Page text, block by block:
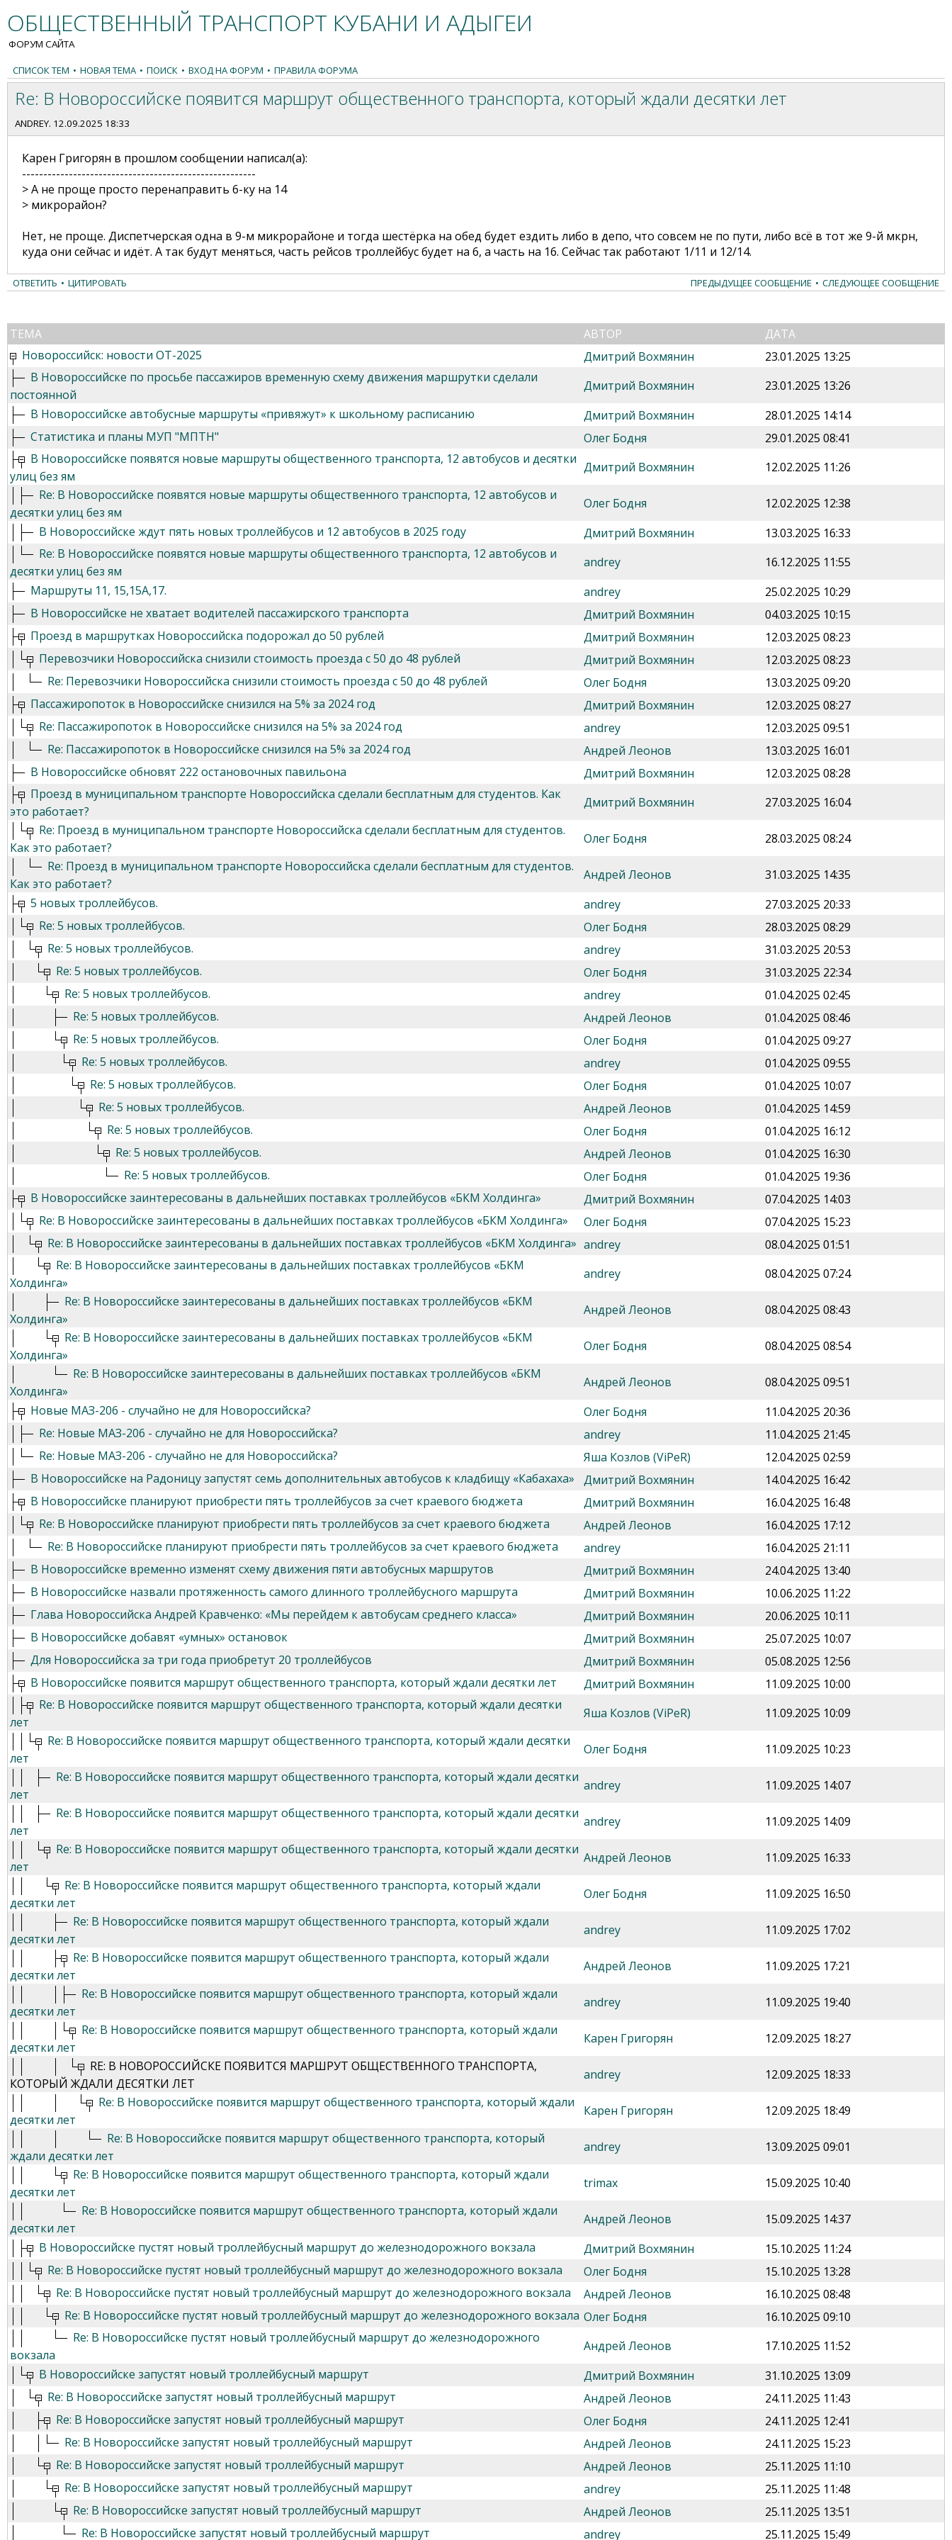
ОБЩЕСТВЕННЫЙ ТРАНСПОРТ КУБАНИ И АДЫГЕИ
ФОРУМ САЙТА
СПИСОК ТЕМ • НОВАЯ ТЕМА • ПОИСК • ВХОД НА ФОРУМ • ПРАВИЛА ФОРУМА
Re: В Новороссийске появится маршрут общественного транспорта, который ждали десятки лет
ANDREY. 12.09.2025 18:33
Карен Григорян в прошлом сообщении написал(а):
-------------------------------------------------------
> А не проще просто перенаправить 6-ку на 14
> микрорайон?
Нет, не проще. Диспетчерская одна в 9-м микрорайоне и тогда шестёрка на обед будет ездить либо в депо, что совсем не по пути, либо всё в тот же 9-й мкрн,
куда они сейчас и идёт. А так будут меняться, часть рейсов троллейбус будет на 6, а часть на 16. Сейчас так работают 1/11 и 12/14.
ПРЕДЫДУЩЕЕ СООБЩЕНИЕ • СЛЕДУЮЩЕЕ СООБЩЕНИЕ
ОТВЕТИТЬ • ЦИТИРОВАТЬ
ТЕМА АВТОР
ДАТА
Новороссийск: новости ОТ-2025
Дмитрий Вохмянин
23.01.2025 13:25
В Новороссийске по просьбе пассажиров временную схему движения маршрутки сделали
постоянной
Дмитрий Вохмянин
23.01.2025 13:26
В Новороссийске автобусные маршруты «привяжут» к школьному расписанию
Дмитрий Вохмянин
28.01.2025 14:14
Статистика и планы МУП "МПТН"
Олег Бодня
29.01.2025 08:41
В Новороссийске появятся новые маршруты общественного транспорта, 12 автобусов и десятки
улиц без ям
Дмитрий Вохмянин
12.02.2025 11:26
Re: В Новороссийске появятся новые маршруты общественного транспорта, 12 автобусов и
десятки улиц без ям
Олег Бодня
12.02.2025 12:38
В Новороссийске ждут пять новых троллейбусов и 12 автобусов в 2025 году
Дмитрий Вохмянин
13.03.2025 16:33
Re: В Новороссийске появятся новые маршруты общественного транспорта, 12 автобусов и
десятки улиц без ям
andrey
16.12.2025 11:55
Маршруты 11, 15,15А,17.
andrey
25.02.2025 10:29
В Новороссийске не хватает водителей пассажирского транспорта
Дмитрий Вохмянин
04.03.2025 10:15
Проезд в маршрутках Новороссийска подорожал до 50 рублей
Дмитрий Вохмянин
12.03.2025 08:23
Перевозчики Новороссийска снизили стоимость проезда с 50 до 48 рублей
Дмитрий Вохмянин
12.03.2025 08:23
Re: Перевозчики Новороссийска снизили стоимость проезда с 50 до 48 рублей
Олег Бодня
13.03.2025 09:20
Пассажиропоток в Новороссийске снизился на 5% за 2024 год
Дмитрий Вохмянин
12.03.2025 08:27
Re: Пассажиропоток в Новороссийске снизился на 5% за 2024 год
andrey
12.03.2025 09:51
Re: Пассажиропоток в Новороссийске снизился на 5% за 2024 год
Андрей Леонов
13.03.2025 16:01
В Новороссийске обновят 222 остановочных павильона
Дмитрий Вохмянин
12.03.2025 08:28
Проезд в муниципальном транспорте Новороссийска сделали бесплатным для студентов. Как
это работает?
Дмитрий Вохмянин
27.03.2025 16:04
Re: Проезд в муниципальном транспорте Новороссийска сделали бесплатным для студентов.
Как это работает?
Олег Бодня
28.03.2025 08:24
Re: Проезд в муниципальном транспорте Новороссийска сделали бесплатным для студентов.
Как это работает?
Андрей Леонов
31.03.2025 14:35
5 новых троллейбусов.
andrey
27.03.2025 20:33
Re: 5 новых троллейбусов.
Олег Бодня
28.03.2025 08:29
Re: 5 новых троллейбусов.
andrey
31.03.2025 20:53
Re: 5 новых троллейбусов.
Олег Бодня
31.03.2025 22:34
Re: 5 новых троллейбусов.
andrey
01.04.2025 02:45
Re: 5 новых троллейбусов.
Андрей Леонов
01.04.2025 08:46
Re: 5 новых троллейбусов.
Олег Бодня
01.04.2025 09:27
Re: 5 новых троллейбусов.
andrey
01.04.2025 09:55
Re: 5 новых троллейбусов.
Олег Бодня
01.04.2025 10:07
Re: 5 новых троллейбусов.
Андрей Леонов
01.04.2025 14:59
Re: 5 новых троллейбусов.
Олег Бодня
01.04.2025 16:12
Re: 5 новых троллейбусов.
Андрей Леонов
01.04.2025 16:30
Re: 5 новых троллейбусов.
Олег Бодня
01.04.2025 19:36
В Новороссийске заинтересованы в дальнейших поставках троллейбусов «БКМ Холдинга»
Дмитрий Вохмянин
07.04.2025 14:03
Re: В Новороссийске заинтересованы в дальнейших поставках троллейбусов «БКМ Холдинга»
Олег Бодня
07.04.2025 15:23
Re: В Новороссийске заинтересованы в дальнейших поставках троллейбусов «БКМ Холдинга» andrey
08.04.2025 01:51
Re: В Новороссийске заинтересованы в дальнейших поставках троллейбусов «БКМ
Холдинга»
andrey
08.04.2025 07:24
Re: В Новороссийске заинтересованы в дальнейших поставках троллейбусов «БКМ
Холдинга»
Андрей Леонов
08.04.2025 08:43
Re: В Новороссийске заинтересованы в дальнейших поставках троллейбусов «БКМ
Холдинга»
Олег Бодня
08.04.2025 08:54
Re: В Новороссийске заинтересованы в дальнейших поставках троллейбусов «БКМ
Холдинга»
Андрей Леонов
08.04.2025 09:51
Новые МАЗ-206 - случайно не для Новороссийска?
Олег Бодня
11.04.2025 20:36
Re: Новые МАЗ-206 - случайно не для Новороссийска?
andrey
11.04.2025 21:45
Re: Новые МАЗ-206 - случайно не для Новороссийска?
Яша Козлов (ViPeR)
12.04.2025 02:59
В Новороссийске на Радоницу запустят семь дополнительных автобусов к кладбищу «Кабахаха»
Дмитрий Вохмянин
14.04.2025 16:42
В Новороссийске планируют приобрести пять троллейбусов за счет краевого бюджета
Дмитрий Вохмянин
16.04.2025 16:48
Re: В Новороссийске планируют приобрести пять троллейбусов за счет краевого бюджета
Андрей Леонов
16.04.2025 17:12
Re: В Новороссийске планируют приобрести пять троллейбусов за счет краевого бюджета
andrey
16.04.2025 21:11
В Новороссийске временно изменят схему движения пяти автобусных маршрутов
Дмитрий Вохмянин
24.04.2025 13:40
В Новороссийске назвали протяженность самого длинного троллейбусного маршрута
Дмитрий Вохмянин
10.06.2025 11:22
Глава Новороссийска Андрей Кравченко: «Мы перейдем к автобусам среднего класса»
Дмитрий Вохмянин
20.06.2025 10:11
В Новороссийске добавят «умных» остановок
Дмитрий Вохмянин
25.07.2025 10:07
Для Новороссийска за три года приобретут 20 троллейбусов
Дмитрий Вохмянин
05.08.2025 12:56
В Новороссийске появится маршрут общественного транспорта, который ждали десятки лет
Дмитрий Вохмянин
11.09.2025 10:00
Re: В Новороссийске появится маршрут общественного транспорта, который ждали десятки
лет
Яша Козлов (ViPeR)
11.09.2025 10:09
Re: В Новороссийске появится маршрут общественного транспорта, который ждали десятки
лет
Олег Бодня
11.09.2025 10:23
Re: В Новороссийске появится маршрут общественного транспорта, который ждали десятки
лет
andrey
11.09.2025 14:07
Re: В Новороссийске появится маршрут общественного транспорта, который ждали десятки
лет
andrey
11.09.2025 14:09
Re: В Новороссийске появится маршрут общественного транспорта, который ждали десятки
лет
Андрей Леонов
11.09.2025 16:33
Re: В Новороссийске появится маршрут общественного транспорта, который ждали
десятки лет
Олег Бодня
11.09.2025 16:50
Re: В Новороссийске появится маршрут общественного транспорта, который ждали
десятки лет
andrey
11.09.2025 17:02
Re: В Новороссийске появится маршрут общественного транспорта, который ждали
десятки лет
Андрей Леонов
11.09.2025 17:21
Re: В Новороссийске появится маршрут общественного транспорта, который ждали
десятки лет
andrey
11.09.2025 19:40
Re: В Новороссийске появится маршрут общественного транспорта, который ждали
десятки лет
Карен Григорян
12.09.2025 18:27
RE: В НОВОРОССИЙСКЕ ПОЯВИТСЯ МАРШРУТ ОБЩЕСТВЕННОГО ТРАНСПОРТА,
КОТОРЫЙ ЖДАЛИ ДЕСЯТКИ ЛЕТ
andrey
12.09.2025 18:33
Re: В Новороссийске появится маршрут общественного транспорта, который ждали
десятки лет
Карен Григорян
12.09.2025 18:49
Re: В Новороссийске появится маршрут общественного транспорта, который
ждали десятки лет
andrey
13.09.2025 09:01
Re: В Новороссийске появится маршрут общественного транспорта, который ждали
десятки лет
trimax
15.09.2025 10:40
Re: В Новороссийске появится маршрут общественного транспорта, который ждали
десятки лет
Андрей Леонов
15.09.2025 14:37
В Новороссийске пустят новый троллейбусный маршрут до железнодорожного вокзала
Дмитрий Вохмянин
15.10.2025 11:24
Re: В Новороссийске пустят новый троллейбусный маршрут до железнодорожного вокзала
Олег Бодня
15.10.2025 13:28
Re: В Новороссийске пустят новый троллейбусный маршрут до железнодорожного вокзала
Андрей Леонов
16.10.2025 08:48
Re: В Новороссийске пустят новый троллейбусный маршрут до железнодорожного вокзала Олег Бодня
16.10.2025 09:10
Re: В Новороссийске пустят новый троллейбусный маршрут до железнодорожного
вокзала
Андрей Леонов
17.10.2025 11:52
В Новороссийске запустят новый троллейбусный маршрут
Дмитрий Вохмянин
31.10.2025 13:09
Re: В Новороссийске запустят новый троллейбусный маршрут
Андрей Леонов
24.11.2025 11:43
Re: В Новороссийске запустят новый троллейбусный маршрут
Олег Бодня
24.11.2025 12:41
Re: В Новороссийске запустят новый троллейбусный маршрут
Андрей Леонов
24.11.2025 15:23
Re: В Новороссийске запустят новый троллейбусный маршрут
Андрей Леонов
25.11.2025 11:10
Re: В Новороссийске запустят новый троллейбусный маршрут
andrey
25.11.2025 11:48
Re: В Новороссийске запустят новый троллейбусный маршрут
Андрей Леонов
25.11.2025 13:51
Re: В Новороссийске запустят новый троллейбусный маршрут
andrey 25.11.2025 15:49